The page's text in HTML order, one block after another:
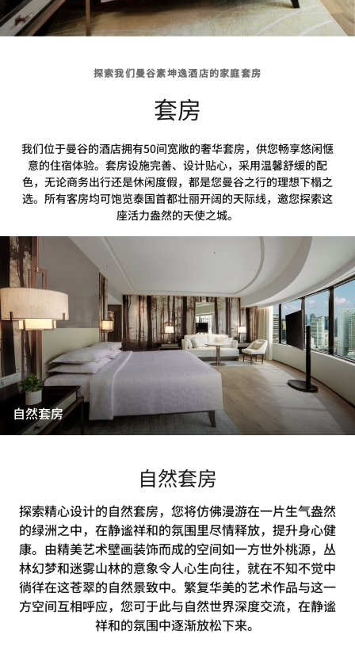
探索我们曼谷素坤逸酒店的家庭套房
套房
我们位于曼谷的酒店拥有50间宽敞的奢华套房，供您畅享悠闲惬
意的住宿体验。套房设施完善、设计贴心，采用温馨舒缓的配
色，无论商务出行还是休闲度假，都是您曼谷之行的理想下榻之
选。所有客房均可饱览泰国首都壮丽开阔的天际线，邀您探索这
座活力盎然的天使之城。
自然套房
自然套房
探索精心设计的自然套房，您将仿佛漫游在一片生气盎然
的绿洲之中，在静谧祥和的氛围里尽情释放，提升身心健
康。由精美艺术壁画装饰而成的空间如一方世外桃源，丛
林幻梦和迷雾山林的意象令人心生向往，就在不知不觉中
徜徉在这苍翠的自然景致中。繁复华美的艺术作品与这一
方空间互相呼应，您可于此与自然世界深度交流，在静谧
祥和的氛围中逐渐放松下来。